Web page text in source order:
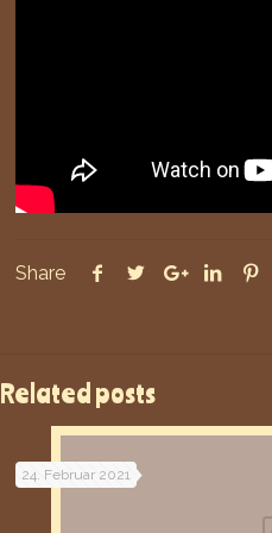
Share
Related posts
24. Februar 2021